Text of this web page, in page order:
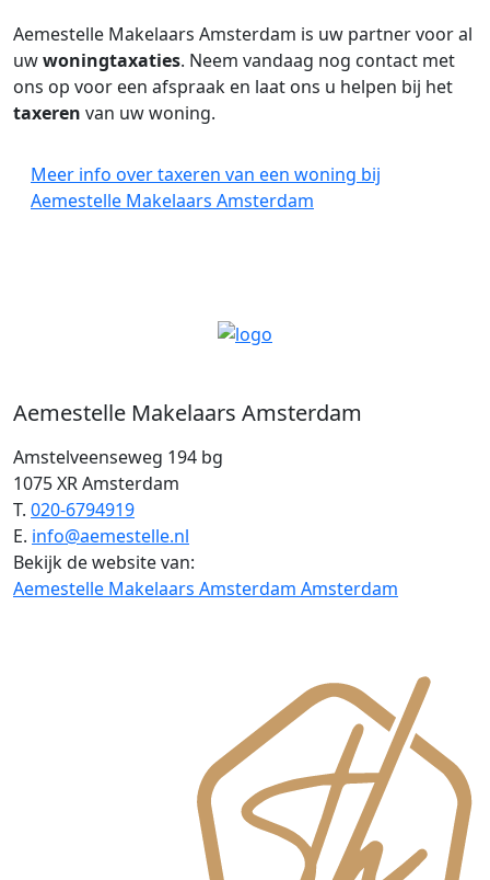
Aemestelle Makelaars Amsterdam
Amstelveenseweg 194 bg
1075 XR Amsterdam
T. 020-6794919
E. info@aemestelle.nl
Bekijk de website van:
Aemestelle Makelaars Amsterdam Amsterdam
Aemestelle Makelaars Amsterdam is uw partner voor al
uwwoningtaxaties. Neem vandaag nog contact met
ons op voor een afspraak en laat ons u helpen bij het
taxeren van uw woning.
Meer info over taxeren van een woning bij
Aemestelle Makelaars Amsterdam